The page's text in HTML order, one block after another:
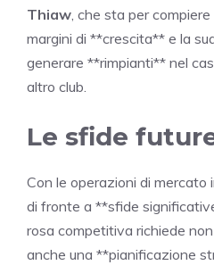
Thiaw , che sta per
margini di **crescita** e la
generare **rimpianti** nel
altro club.
Le sfide
Con le operazioni di mercato
di fronte a **sfide
rosa competitiva richiede
anche una **pianificazione